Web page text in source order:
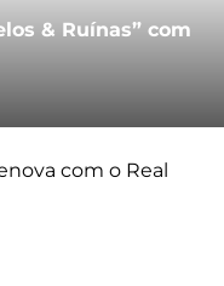
& Ruínas” com